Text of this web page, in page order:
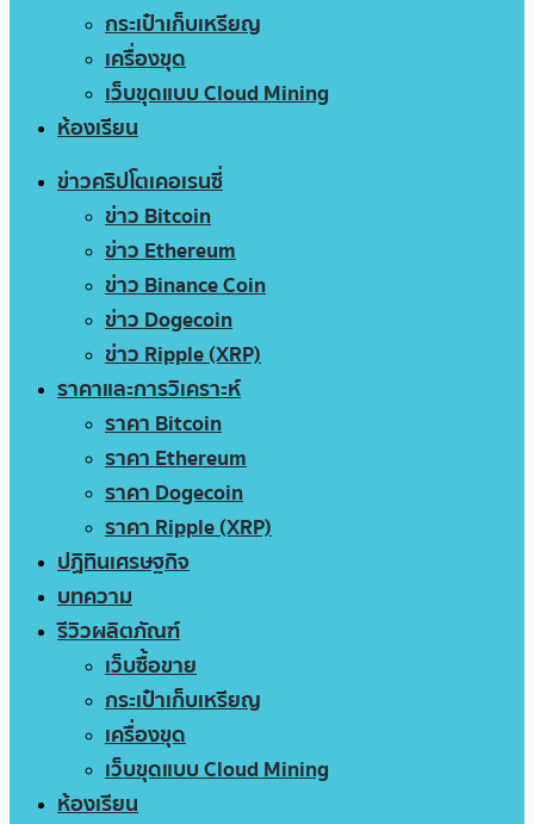
กระเป๋าเก็บเหรียญ
เครื่องขุด
เว็บขุดแบบ Cloud Mining
ห้องเรียน
ข่าวคริปโตเคอเรนซี่
ข่าว Bitcoin
ข่าว Ethereum
ข่าว Binance Coin
ข่าว Dogecoin
ข่าว Ripple (XRP)
ราคาและการวิเคราะห์
ราคา Bitcoin
ราคา Ethereum
ราคา Dogecoin
ราคา Ripple (XRP)
ปฏิทินเศรษฐกิจ
บทความ
รีวิวผลิตภัณฑ์
เว็บซื้อขาย
กระเป๋าเก็บเหรียญ
เครื่องขุด
เว็บขุดแบบ Cloud Mining
ห้องเรียน